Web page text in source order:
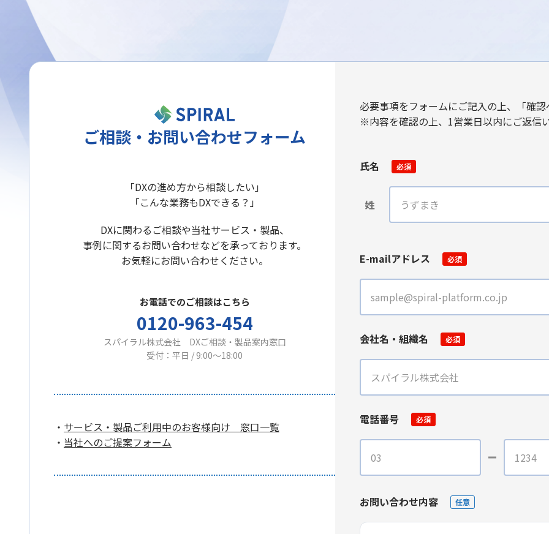
ご相談・お問い合わせフォーム
「DXの進め方から相談したい」
「こんな業務もDXできる？」
DXに関わるご相談や当社サービス・製品、
事例に関するお問い合わせなどを承っております。
お気軽にお問い合わせください。
お電話でのご相談はこちら
0120-963-454
スパイラル株式会社 DXご相談・製品案内窓口
受付：平日 / 9:00〜18:00
・ サービス・製品ご利用中のお客様向け 窓口一覧
・ 当社へのご提案フォーム
必要事項をフォームにご記入の上、「確
※内容を確認の上、1営業日以内にご返信
氏名 必須
姓
E-mailアドレス 必須
会社名・組織名 必須
電話番号 必須
お問い合わせ内容 任意